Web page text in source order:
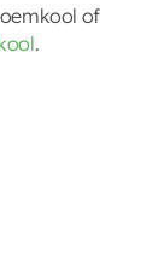
of
.